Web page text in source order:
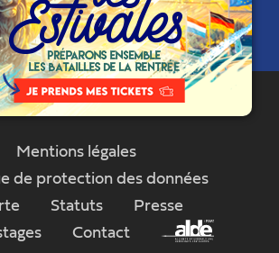
Mentions légales
de protection des données
Statuts
Presse
Contact